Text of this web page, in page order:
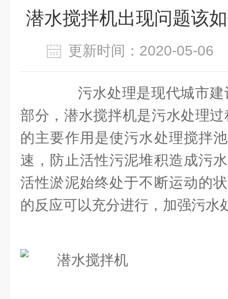
潜水搅拌机出现问题该
更新时间：2020-05-
污水处理是现代城市建
部分，潜水搅拌机是污水处理
的主要作用是使污水处理搅拌
速，防止活性污泥堆积造成污
活性淤泥始终处于不断运动的
的反应可以充分进行，加强污水